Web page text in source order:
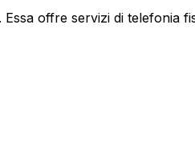
offre servizi di telefonia